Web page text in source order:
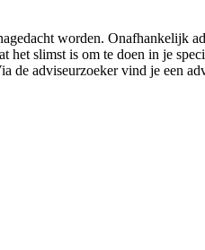
worden. Onafhankelijk
het slimst is om te doen in je
de adviseurzoeker vind je een